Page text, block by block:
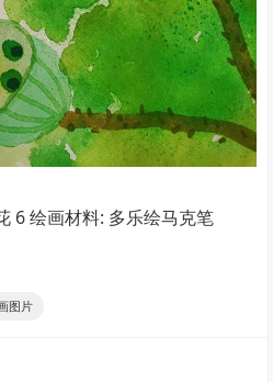
6 绘画材料: 多乐绘马克笔
图片